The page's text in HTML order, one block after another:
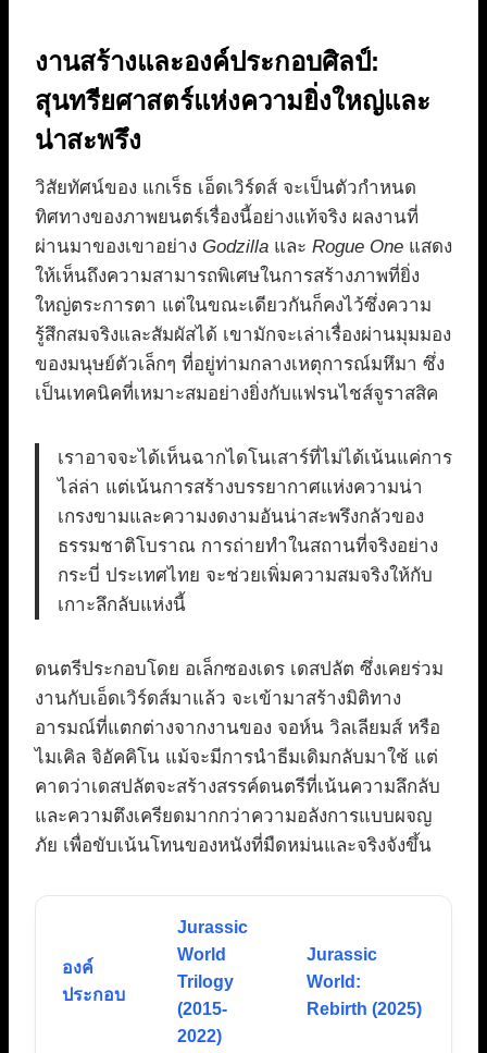
งานสร้างและองค์ประกอบศิลป์:
สุนทรียศาสตร์แห่งความยิ่งใหญ่และ
น่าสะพรึง
วิสัยทัศน์ของ แกเร็ธ เอ็ดเวิร์ดส์ จะเป็นตัวกำหนด
ทิศทางของภาพยนตร์เรื่องนี้อย่างแท้จริง ผลงานที่
ผ่านมาของเขาอย่าง Godzilla และ Rogue One แสดง
ให้เห็นถึงความสามารถพิเศษในการสร้างภาพที่ยิ่ง
ใหญ่ตระการตา แต่ในขณะเดียวกันก็คงไว้ซึ่งความ
รู้สึกสมจริงและสัมผัสได้ เขามักจะเล่าเรื่องผ่านมุมมอง
ของมนุษย์ตัวเล็กๆ ที่อยู่ท่ามกลางเหตุการณ์มหึมา ซึ่ง
เป็นเทคนิคที่เหมาะสมอย่างยิ่งกับแฟรนไชส์จูราสสิค
เราอาจจะได้เห็นฉากไดโนเสาร์ที่ไม่ได้เน้นแค่การ
ไล่ล่า แต่เน้นการสร้างบรรยากาศแห่งความน่า
เกรงขามและความงดงามอันน่าสะพรึงกลัวของ
ธรรมชาติโบราณ การถ่ายทำในสถานที่จริงอย่าง
กระบี่ ประเทศไทย จะช่วยเพิ่มความสมจริงให้กับ
เกาะลึกลับแห่งนี้
ดนตรีประกอบโดย อเล็กซองเดร เดสปลัต ซึ่งเคยร่วม
งานกับเอ็ดเวิร์ดส์มาแล้ว จะเข้ามาสร้างมิติทาง
อารมณ์ที่แตกต่างจากงานของ จอห์น วิลเลียมส์ หรือ
ไมเคิล จิอัคคิโน แม้จะมีการนำธีมเดิมกลับมาใช้ แต่
คาดว่าเดสปลัตจะสร้างสรรค์ดนตรีที่เน้นความลึกลับ
และความตึงเครียดมากกว่าความอลังการแบบผจญ
ภัย เพื่อขับเน้นโทนของหนังที่มืดหม่นและจริงจังขึ้น
องค์
ประกอบ
Jurassic
World
Trilogy
(2015-
2022)
Jurassic
World:
Rebirth (2025)